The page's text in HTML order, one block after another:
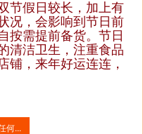
节假日较长，加上有
况，会影响到节日前
按需提前备货。节日
清洁卫生，注重食品
铺，来年好运连连，
何...